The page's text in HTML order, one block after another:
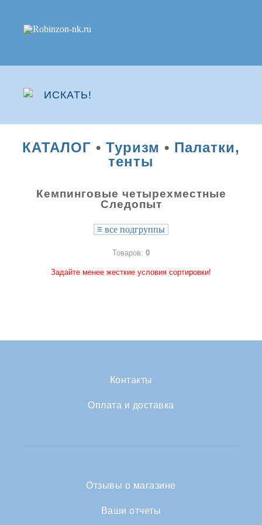
КАТАЛОГ • Туризм • Палатки,
тенты
Кемпинговые четырехместные
Следопыт
≡ все подгруппы
Товаров: 0
Задайте менее жесткие условия сортировки!
Контакты
Оплата и доставка
Отзывы о магазине
Ваши отчеты